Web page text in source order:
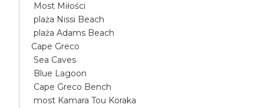
Most Miłości
plaża Nissi Beach
plaża Adams Beach
Cape Greco
Sea Caves
Blue Lagoon
Cape Greco Bench
most Kamara Tou Koraka